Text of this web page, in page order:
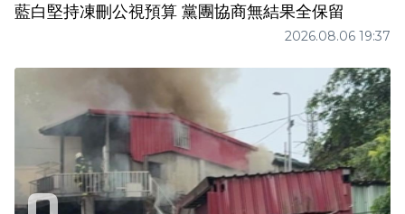
藍白堅持凍刪公視預算 黨團協商無結果全保留
2026.08.06 19:37